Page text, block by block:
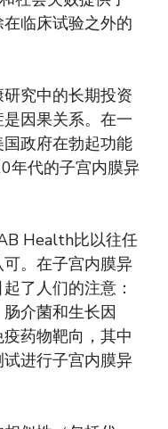
临床试验之外的
究中的长期投资
因果关系。在一
政府在勃起功能
年代的子宫内膜异
Health比以往任
。在子宫内膜异
了人们的注意：
介菌和生长因
药物靶向，其中
进行子宫内膜异